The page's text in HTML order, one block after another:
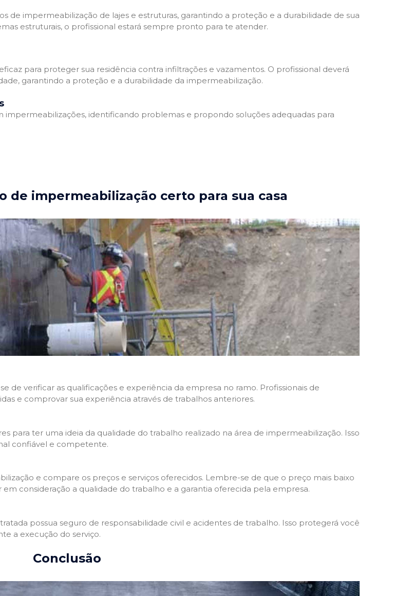
de impermeabilização de lajes e estruturas, garantindo a proteção e a durabilidade de sua
estruturais, o profissional estará sempre pronto para te atender.
para proteger sua residência contra infiltrações e vazamentos. O profissional deverá
garantindo a proteção e a durabilidade da impermeabilização.
identificando problemas e propondo soluções adequadas para
de impermeabilização certo para sua casa
de verificar as qualificações e experiência da empresa no ramo. Profissionais de
e comprovar sua experiência através de trabalhos anteriores.
para ter uma ideia da qualidade do trabalho realizado na área de impermeabilização. Isso
confiável e competente.
e compare os preços e serviços oferecidos. Lembre-se de que o preço mais baixo
consideração a qualidade do trabalho e a garantia oferecida pela empresa.
possua seguro de responsabilidade civil e acidentes de trabalho. Isso protegerá você
a execução do serviço.
Conclusão